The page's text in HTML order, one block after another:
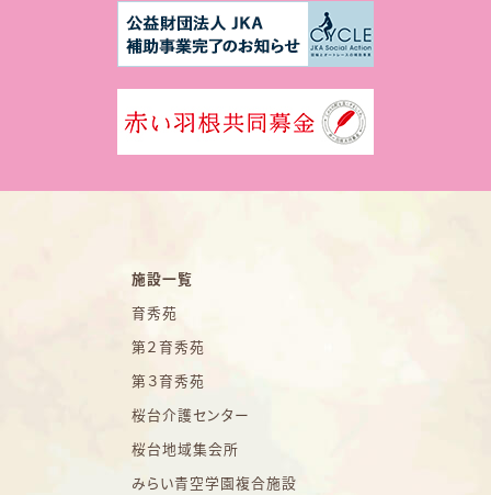
施設一覧
育秀苑
第２育秀苑
第３育秀苑
桜台介護センター
桜台地域集会所
みらい青空学園複合施設